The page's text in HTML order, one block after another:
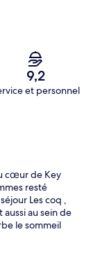
9,2
et personnel
cœur de Key
resté
Les coq ,
au sein de
le sommeil